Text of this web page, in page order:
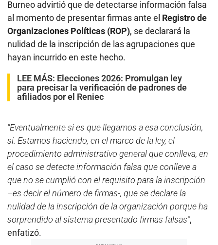
Burneo advirtió que de detectarse información falsa
al momento de presentar firmas ante el Registro de
Organizaciones Políticas (ROP), se declarará la
nulidad de la inscripción de las agrupaciones que
hayan incurrido en este hecho.
LEE MÁS: Elecciones 2026: Promulgan ley
para precisar la verificación de padrones de
afiliados por el Reniec
“Eventualmente si es que llegamos a esa conclusión,
sí. Estamos haciendo, en el marco de la ley, el
procedimiento administrativo general que conlleva, en
el caso se detecte información falsa que conlleve a
que no se cumplió con el requisito para la inscripción
–es decir el número de firmas-, que se declare la
nulidad de la inscripción de la organización porque ha
sorprendido al sistema presentado firmas falsas”,
enfatizó.